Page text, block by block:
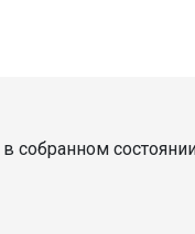
собранном